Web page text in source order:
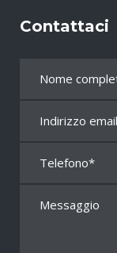
Contattaci